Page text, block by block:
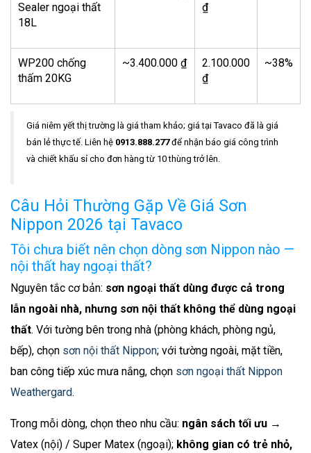
Sealer ngoại thất
18L
₫
WP200 chống
thấm 20KG
~3.400.000 ₫
2.100.000
₫
~38%
Giá niêm yết thị trường là giá tham khảo; giá tại Tavaco đã là giá
bán lẻ thực tế. Liên hệ 0913.888.277để nhận báo giá công trình
và chiết khấu sỉ cho đơn hàng từ 10 thùng trở lên.
Câu Hỏi Thường Gặp Về Giá Sơn
Nippon 2026 tại Tavaco
Tôi chưa biết nên chọn dòng sơn Nippon nào —
nội thất hay ngoại thất?
Nguyên tắc cơ bản: sơn ngoại thất dùng được cả trong
lẫn ngoài nhà, nhưng sơn nội thất không thể dùng ngoại
thất. Với tường bên trong nhà (phòng khách, phòng ngủ,
bếp), chọn sơn nội thất Nippon; với tường ngoài, mặt tiền,
ban công tiếp xúc mưa nắng, chọn sơn ngoại thất Nippon
Weathergard.
Trong mỗi dòng, chọn theo nhu cầu: ngân sách tối ưu →
Vatex (nội) / Super Matex (ngoại); không gian có trẻ nhỏ,